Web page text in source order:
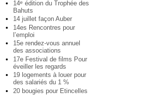
14e édition du Trophée des
Bahuts
14 juillet façon Auber
14es Rencontres pour
l’emploi
15e rendez-vous annuel
des associations
17e Festival de films Pour
éveiller les regards
19 logements à louer pour
des salariés du 1 %
20 bougies pour Etincelles